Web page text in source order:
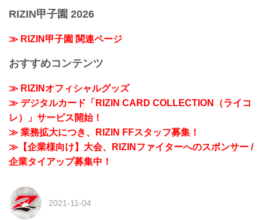
RIZIN甲子園 2026
≫ RIZIN甲子園 関連ページ
おすすめコンテンツ
≫ RIZINオフィシャルグッズ
≫ デジタルカード「RIZIN CARD COLLECTION（ライコ
レ）」サービス開始！
≫ 業務拡大につき、RIZIN FFスタッフ募集！
≫【企業様向け】大会、RIZINファイターへのスポンサー /
企業タイアップ募集中！
2021-11-04